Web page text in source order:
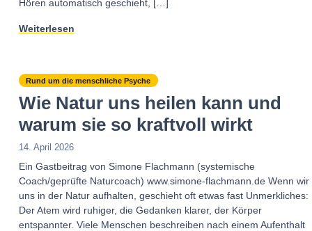
Hören automatisch geschieht, […]
Weiterlesen
Rund um die menschliche Psyche
Wie Natur uns heilen kann und
warum sie so kraftvoll wirkt
14. April 2026
Ein Gastbeitrag von Simone Flachmann (systemische
Coach/geprüfte Naturcoach) www.simone-flachmann.de Wenn wir
uns in der Natur aufhalten, geschieht oft etwas fast Unmerkliches:
Der Atem wird ruhiger, die Gedanken klarer, der Körper
entspannter. Viele Menschen beschreiben nach einem Aufenthalt